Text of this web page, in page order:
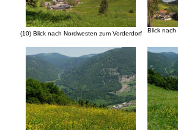
(10) Blick nach Nordwesten zum Vorderdorf Blick nach